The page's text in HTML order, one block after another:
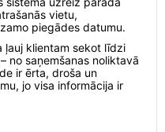
vietu,
piegādes datumu.
ļauj klientam sekot līdzi
no saņemšanas noliktavā
ir ērta, droša un
jo visa informācija ir